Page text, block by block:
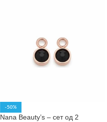
-50%
Nana Beauty’s – сет од 2